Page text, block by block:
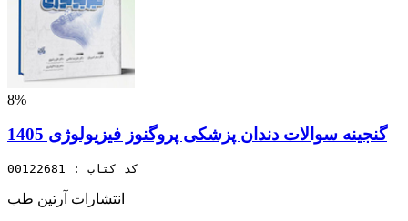
8%
گنجینه سوالات دندان پزشکی پروگنوز فیزیولوژی 1405
کد کتاب : 00122681
انتشارات آرتین طب